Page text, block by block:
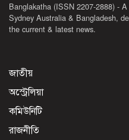
Banglakatha (ISSN 2207-2888) -
Sydney Australia & Bangladesh,
the current & latest news.
জাতীয়
অস্ট্রেলিয়া
কমিউনিটি
রাজনীতি